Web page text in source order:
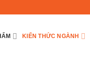
KIẾN THỨC NGÀNH